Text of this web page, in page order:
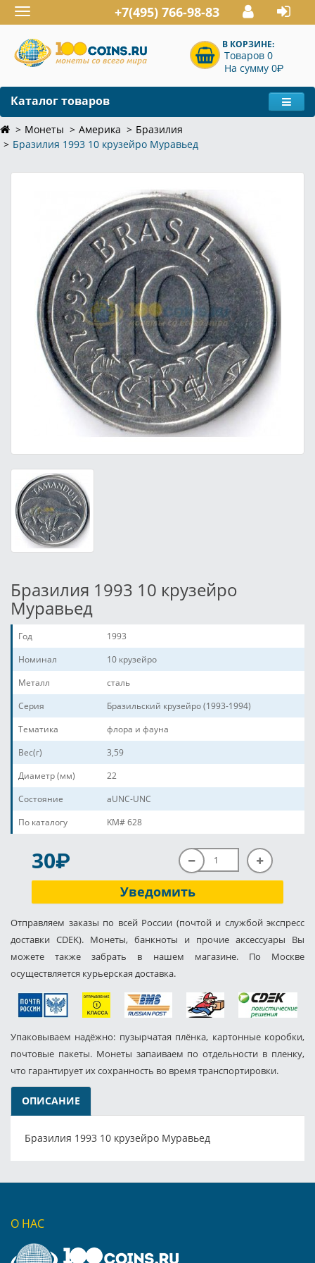
Toggle
navigation
+7(495) 766-98-83
В КОРЗИНЕ:
Товаров 0
На сумму 0P
Каталог товаров
Монеты Америка
Бразилия
Бразилия 1993 10 крузейро Муравьед
Бразилия 1993 10 крузейро
Муравьед
Год
1993
Номинал
10 крузейро
Металл
сталь
Серия
Бразильский крузейро (1993-1994)
Тематика
флора и фауна
Вес(г)
3,59
Диаметр (мм)
22
Состояние
aUNC-UNC
По каталогу
KM# 628
30P
Уведомить
Отправляем заказы по всей России (почтой и службой экспресс
доставки CDEK). Монеты, банкноты и прочие аксессуары Вы
можете также забрать в нашем магазине. По Москве
осуществляется курьерская доставка.
Упаковываем надёжно: пузырчатая плёнка, картонные коробки,
почтовые пакеты. Монеты запаиваем по отдельности в пленку,
что гарантирует их сохранность во время транспортировки.
ОПИСАНИЕ
Бразилия 1993 10 крузейро Муравьед
О НАС